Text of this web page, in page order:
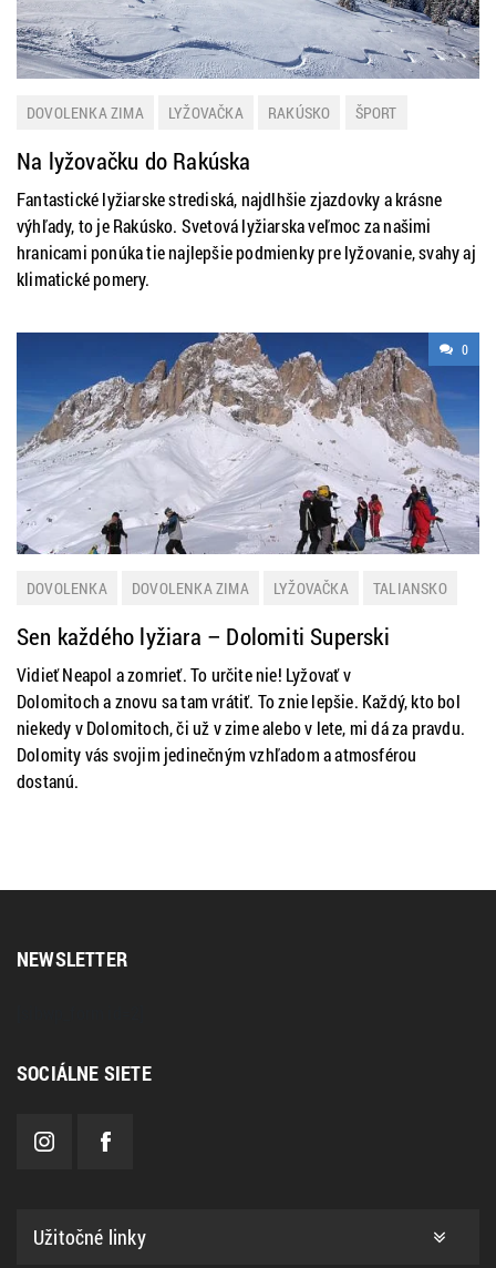
DOVOLENKA ZIMA LYŽOVAČKA RAKÚSKO
ŠPORT
ZAHRANIČIE
ZIMNÁ DOVOLENKA
Na lyžovačku do Rakúska
Fantastické lyžiarske strediská, najdlhšie zjazdovky a krásne
výhľady, to je Rakúsko. Svetová lyžiarska veľmoc za našimi
hranicami ponúka tie najlepšie podmienky pre lyžovanie, svahy aj
klimatické pomery.
0
DOVOLENKA DOVOLENKA ZIMA LYŽOVAČKA
TALIANSKO
ZIMNÁ DOVOLENKA
Sen každého lyžiara – Dolomiti Superski
Vidieť Neapol a zomrieť. To určite nie! Lyžovať v
Dolomitoch a znovu sa tam vrátiť. To znie lepšie. Každý, kto bol
niekedy v Dolomitoch, či už v zime alebo v lete, mi dá za pravdu.
Dolomity vás svojim jedinečným vzhľadom a atmosférou
dostanú.
NEWSLETTER
SOCIÁLNE SIETE
Užitočné linky